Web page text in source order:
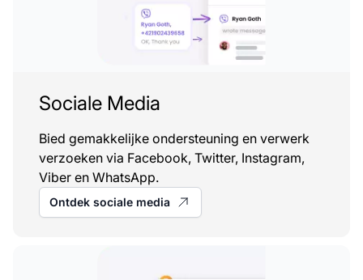
Sociale Media
Bied gemakkelijke ondersteuning en verwerk
verzoeken via Facebook, Twitter, Instagram,
Viber en WhatsApp.
Ontdek sociale media